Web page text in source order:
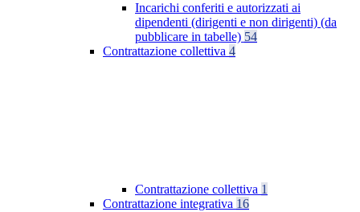
Incarichi conferiti e autorizzati ai
dipendenti (dirigenti e non dirigenti) (da
pubblicare in tabelle) 54
Contrattazione collettiva 4
Contrattazione collettiva 1
Contrattazione integrativa 16